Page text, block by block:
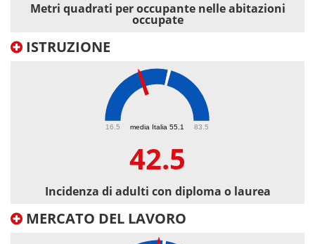
Metri quadrati per occupante nelle abitazioni
occupate
ISTRUZIONE
media Italia 55.1
16.5 83.5
42.5
Incidenza di adulti con diploma o laurea
MERCATO DEL LAVORO